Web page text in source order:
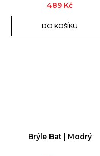
489 Kč
DO KOŠÍKU
Brýle Bat | Modrý